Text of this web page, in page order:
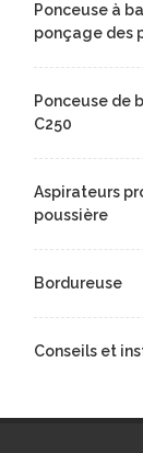
Ponceuse à
ponçage des
Ponceuse de
C250
Aspirateurs
poussière
Bordureuse
Conseils et